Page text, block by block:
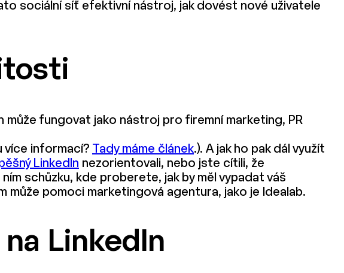
sociální síť efektivní nástroj, jak dovést nové uživatele
může fungovat jako nástroj pro firemní marketing, PR
více informací?
Tady máme článek.). A jak ho pak dál využít
LinkedIn nezorientovali, nebo jste cítili, že
schůzku, kde proberete, jak by měl vypadat váš
může pomoci marketingová agentura, jako je Idealab.
LinkedIn